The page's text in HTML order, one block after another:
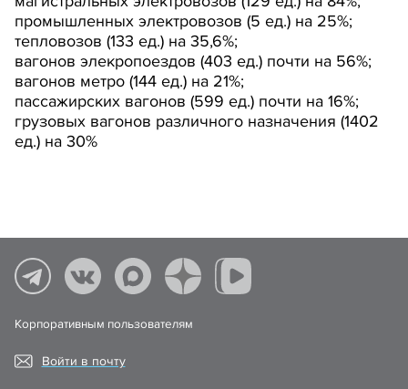
промышленных электровозов (5 ед.) на 25%;
тепловозов (133 ед.) на 35,6%;
вагонов элекропоездов (403 ед.) почти на 56%;
вагонов метро (144 ед.) на 21%;
пассажирских вагонов (599 ед.) почти на 16%;
грузовых вагонов различного назначения (1402
ед.) на 30%
Корпоративным пользователям
Войти в почту